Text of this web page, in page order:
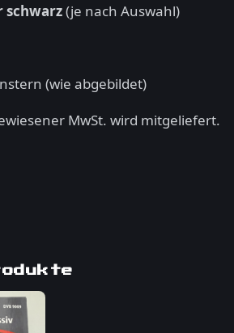
schwarz(je nach Auswahl)
(wie abgebildet)
MwSt. wird mitgeliefert.